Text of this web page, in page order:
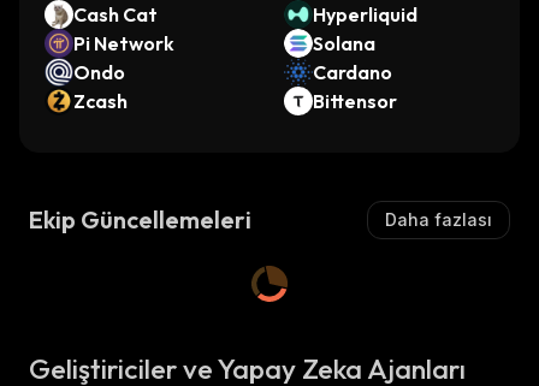
Cash Cat
Hyperliquid
Pi Network
Solana
Ondo
Cardano
Zcash
Bittensor
Ekip Güncellemeleri Daha fazlası
Geliştiriciler ve Yapay Zeka Ajanları